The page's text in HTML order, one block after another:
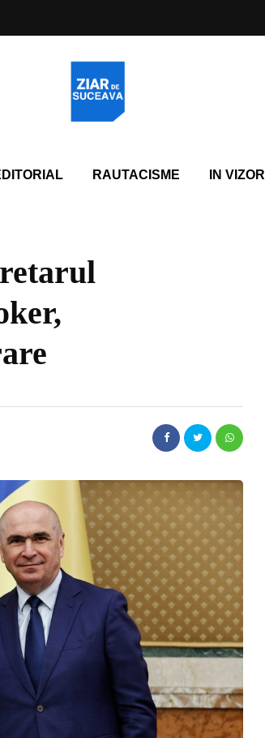
RAUTACISME IN VIZOR